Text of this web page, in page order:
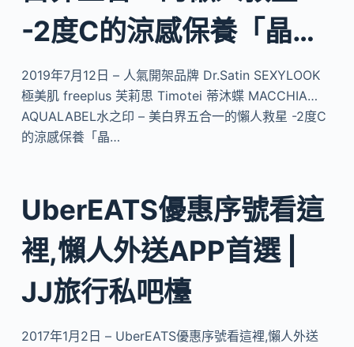
-2度C的涼感保養「晶…
2019年7月12日 – 人氣開架品牌 Dr.Satin SEXYLOOK
極美肌 freeplus 芙莉思 Timotei 蒂沐蝶 MACCHIA…
AQUALABEL水之印 – 美白界五合一的懶人救星 -2度C
的涼感保養「晶…
UberEATS優惠序號看這
裡,懶人外送APP首選 |
JJ旅行私吧檯
2017年1月2日 – UberEATS優惠序號看這裡,懶人外送